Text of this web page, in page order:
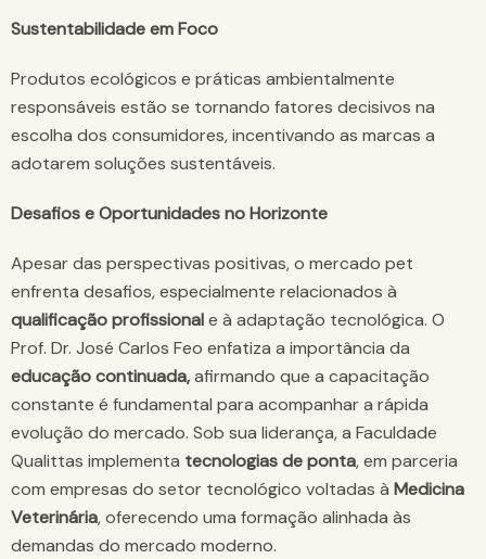
Sustentabilidade em Foco
Produtos ecológicos e práticas ambientalmente
responsáveis estão se tornando fatores decisivos na
escolha dos consumidores, incentivando as marcas a
adotarem soluções sustentáveis.
Desafios e Oportunidades no Horizonte
Apesar das perspectivas positivas, o mercado pet
enfrenta desafios, especialmente relacionados à
qualificação profissionale à adaptação tecnológica. O
Prof. Dr. José Carlos Feo enfatiza a importância da
educação continuada,afirmando que a capacitação
constante é fundamental para acompanhar a rápida
evolução do mercado. Sob sua liderança, a Faculdade
Qualittas implementa tecnologias de ponta, em parceria
com empresas do setor tecnológico voltadas à Medicina
Veterinária, oferecendo uma formação alinhada às
demandas do mercado moderno.